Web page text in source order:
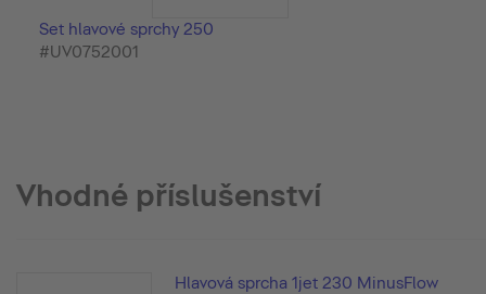
Set hlavové sprchy 250
#UV0752001
Vhodné příslušenství
Hlavová sprcha 1jet 230 MinusFlow